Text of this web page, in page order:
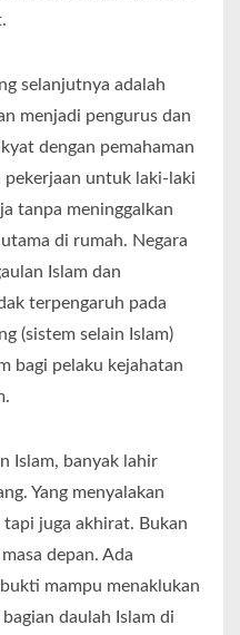
selanjutnya adalah
menjadi pengurus dan
dengan pemahaman
pekerjaan untuk laki-laki
tanpa meninggalkan
di rumah. Negara
Islam dan
terpengaruh pada
(sistem selain Islam)
bagi pelaku kejahatan
Islam, banyak lahir
Yang menyalakan
juga akhirat. Bukan
depan. Ada
mampu menaklukan
daulah Islam di